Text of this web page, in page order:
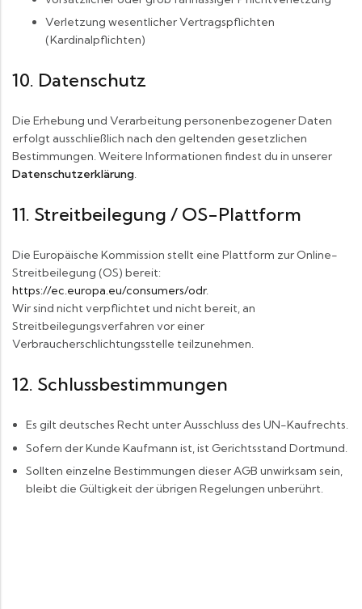
Verletzung wesentlicher Vertragspflichten
(Kardinalpflichten)
10. Datenschutz
Die Erhebung und Verarbeitung personenbezogener Daten
erfolgt ausschließlich nach den geltenden gesetzlichen
Bestimmungen. Weitere Informationen findest du in unserer
Datenschutzerklärung.
11. Streitbeilegung / OS-Plattform
Die Europäische Kommission stellt eine Plattform zur Online-
Streitbeilegung (OS) bereit:
https://ec.europa.eu/consumers/odr.
Wir sind nicht verpflichtet und nicht bereit, an
Streitbeilegungsverfahren vor einer
Verbraucherschlichtungsstelle teilzunehmen.
12. Schlussbestimmungen
Es gilt deutsches Recht unter Ausschluss des UN-Kaufrechts.
Sofern der Kunde Kaufmann ist, ist Gerichtsstand Dortmund.
Sollten einzelne Bestimmungen dieser AGB unwirksam sein,
bleibt die Gültigkeit der übrigen Regelungen unberührt.